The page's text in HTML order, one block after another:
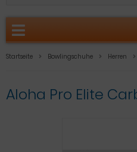
Startseite Bowlingschuhe Herren
Aloha Pro Elite